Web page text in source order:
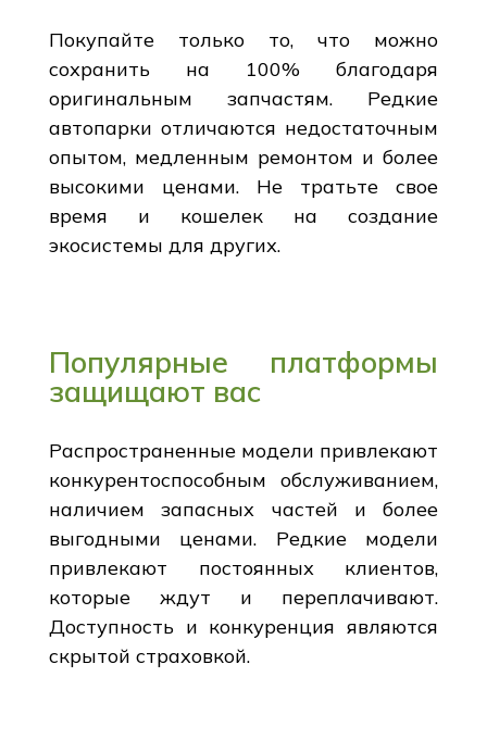
Покупайте только то, что можно
сохранить на 100% благодаря
оригинальным запчастям. Редкие
автопарки отличаются недостаточным
опытом, медленным ремонтом и более
высокими ценами. Не тратьте свое
время и кошелек на создание
экосистемы для других.
Популярные платформы
защищают вас
Распространенные модели привлекают
конкурентоспособным обслуживанием,
наличием запасных частей и более
выгодными ценами. Редкие модели
привлекают постоянных клиентов,
которые ждут и переплачивают.
Доступность и конкуренция являются
скрытой страховкой.